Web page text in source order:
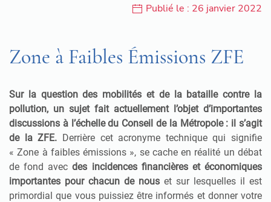
Publié le : 26 janvier 2022
Zone à Faibles Émissions ZFE
Sur la question des mobilités et de la bataille contre la
pollution, un sujet fait actuellement l’objet d’importantes
discussions à l’échelle du Conseil de la Métropole : il s’agit
de la ZFE. Derrière cet acronyme technique qui signifie
« Zone à faibles émissions », se cache en réalité un débat
de fond avecdes incidences financières et économiques
importantes pour chacun de nous et sur lesquelles il est
primordial que vous puissiez être informés et donner votre